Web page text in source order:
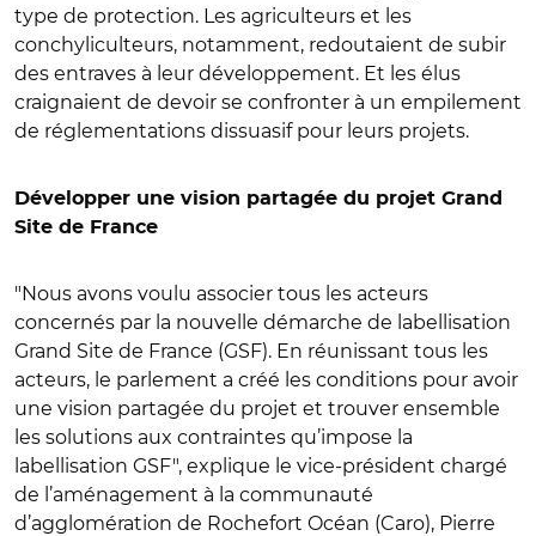
type de protection. Les agriculteurs et les
conchyliculteurs, notamment, redoutaient de subir
des entraves à leur développement. Et les élus
craignaient de devoir se confronter à un empilement
de réglementations dissuasif pour leurs projets.
Développer une vision partagée du projet Grand
Site de France
"Nous avons voulu associer tous les acteurs
concernés par la nouvelle démarche de labellisation
Grand Site de France (GSF). En réunissant tous les
acteurs, le parlement a créé les conditions pour avoir
une vision partagée du projet et trouver ensemble
les solutions aux contraintes qu’impose la
labellisation GSF", explique le vice-président chargé
de l’aménagement à la communauté
d’agglomération de Rochefort Océan (Caro), Pierre